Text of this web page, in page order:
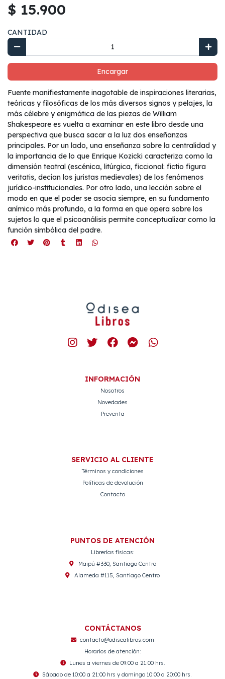
$ 15.900
CANTIDAD
Encargar
Fuente manifiestamente inagotable de inspiraciones literarias,
teóricas y filosóficas de los más diversos signos y pelajes, la
más célebre y enigmática de las piezas de William
Shakespeare es vuelta a examinar en este libro desde una
perspectiva que busca sacar a la luz dos enseñanzas
principales. Por un lado, una enseñanza sobre la centralidad y
la importancia de lo que Enrique Kozicki caracteriza como la
dimensión teatral (escénica, litúrgica, ficcional: fictio figura
veritatis, decían los juristas medievales) de los fenómenos
jurídico-institucionales. Por otro lado, una lección sobre el
modo en que el poder se asocia siempre, en su fundamento
anímico más profundo, a la forma en que opera sobre los
sujetos lo que el psicoanálisis permite conceptualizar como la
función simbólica del padre.
INFORMACIÓN
Nosotros
Novedades
Preventa
SERVICIO AL CLIENTE
Términos y condiciones
Políticas de devolución
Contacto
PUNTOS DE ATENCIÓN
Librerías físicas:
Maipú #330, Santiago Centro
Alameda #115, Santiago Centro
CONTÁCTANOS
contacto@odisealibros.com
Horarios de atención:
Lunes a viernes de 09:00 a 21:00 hrs.
Sábado de 10:00 a 21:00 hrs y domingo 10:00 a 20:00 hrs.